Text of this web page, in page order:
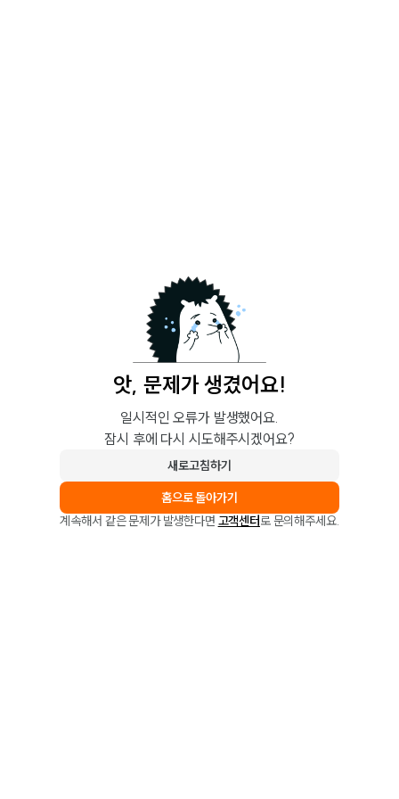
앗, 문제가 생겼어요!
일시적인 오류가 발생했어요.
잠시 후에 다시 시도해주시겠어요?
새로고침하기
홈으로 돌아가기
계속해서 같은 문제가 발생한다면 고객센터로 문의해주세요.